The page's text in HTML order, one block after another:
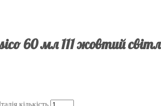
60 мл 111 жовтий
кількість